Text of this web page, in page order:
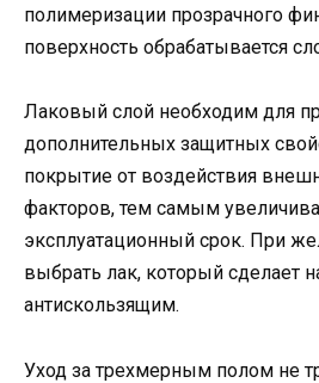
полимеризации прозрачного
поверхность обрабатывается
Лаковый слой необходим для
дополнительных защитных
покрытие от воздействия
факторов, тем самым
эксплуатационный срок. При
выбрать лак, который сделает
антискользящим.
Уход за трехмерным полом не